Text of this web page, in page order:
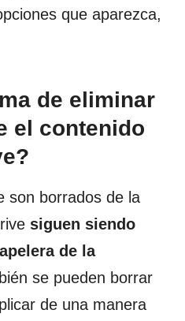
que aparezca,
de eliminar
el contenido
son borrados de la
siguen siendo
de la
se pueden borrar
de una manera